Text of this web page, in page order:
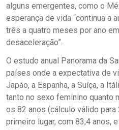
alguns emergentes, como o
esperança de vida “continua a
três a quatro meses por ano
desaceleração”.
O estudo anual Panorama da
países onde a expectativa de
Japão, a Espanha, a Suíça, a
tanto no sexo feminino quanto
os 82 anos (cálculo válido para
primeiro lugar, com 83,4 anos,